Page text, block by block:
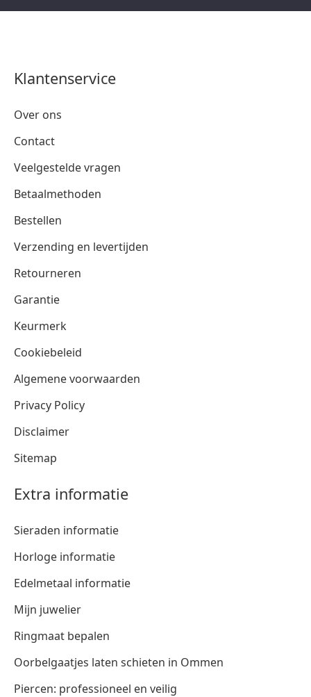
Klantenservice
Over ons
Contact
Veelgestelde vragen
Betaalmethoden
Bestellen
Verzending en levertijden
Retourneren
Garantie
Keurmerk
Cookiebeleid
Algemene voorwaarden
Privacy Policy
Disclaimer
Sitemap
Extra informatie
Sieraden informatie
Horloge informatie
Edelmetaal informatie
Mijn juwelier
Ringmaat bepalen
Oorbelgaatjes laten schieten in Ommen
Piercen: professioneel en veilig